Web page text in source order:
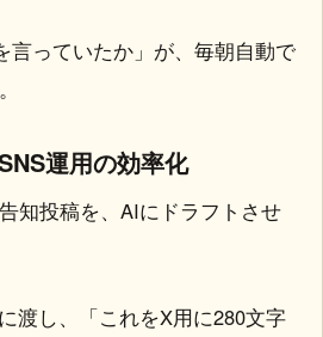
言っていたか」が、毎朝自動で
運用の効率化
知投稿を、AIにドラフトさせ
渡し、「これをX用に280文字